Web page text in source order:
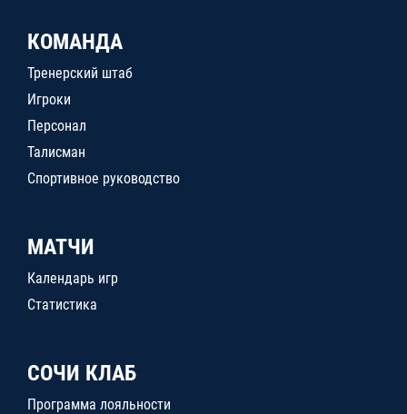
КОМАНДА
Тренерский штаб
Игроки
Персонал
Талисман
Спортивное руководство
МАТЧИ
Календарь игр
Статистика
СОЧИ КЛАБ
Программа лояльности